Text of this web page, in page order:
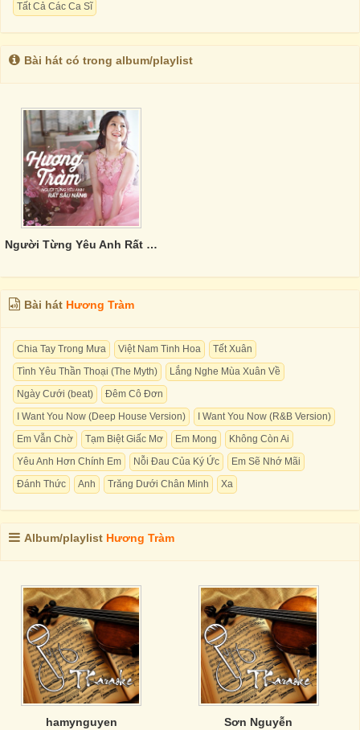
Tất Cả Các Ca Sĩ
Bài hát có trong album/playlist
Người Từng Yêu Anh Rất Sâu Nặng
Bài hát Hương Tràm
Chia Tay Trong Mưa Việt Nam Tinh Hoa
Tết Xuân
Tình Yêu Thần Thoại (The Myth)
Lắng Nghe Mùa Xuân Về
Ngày Cưới (beat)
Đêm Cô Đơn
I Want You Now (Deep House Version)
I Want You Now (R&B Version)
Em Vẫn Chờ
Tạm Biệt Giấc Mơ Em Mong
Không Còn Ai
Yêu Anh Hơn Chính Em
Nỗi Đau Của Ký Ức
Em Sẽ Nhớ Mãi
Đánh Thức
Anh Trăng Dưới Chân Minh Xa
Album/playlist Hương Tràm
hamynguyen Sơn Nguyễn